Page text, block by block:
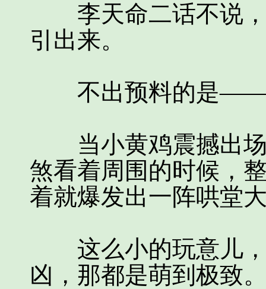
李天命二话不说，
引出来。
不出预料的是
当小黄鸡震撼出场
煞看着周围的时候，
着就爆发出一阵哄堂
这么小的玩意儿，
凶，那都是萌到极致